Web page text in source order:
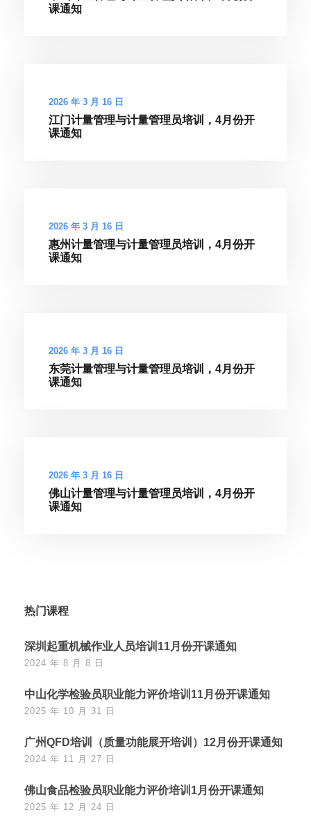
课通知
2026 年 3 月 16 日
江门计量管理与计量管理员培训，4月份开
课通知
2026 年 3 月 16 日
惠州计量管理与计量管理员培训，4月份开
课通知
2026 年 3 月 16 日
东莞计量管理与计量管理员培训，4月份开
课通知
2026 年 3 月 16 日
佛山计量管理与计量管理员培训，4月份开
课通知
热门课程
深圳起重机械作业人员培训11月份开课通知
2024 年 8 月 8 日
中山化学检验员职业能力评价培训11月份开课通知
2025 年 10 月 31 日
广州QFD培训（质量功能展开培训）12月份开课通知
2024 年 11 月 27 日
佛山食品检验员职业能力评价培训1月份开课通知
2025 年 12 月 24 日